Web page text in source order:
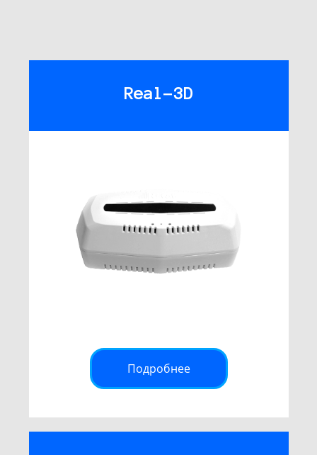
Real-3D
Подробнее